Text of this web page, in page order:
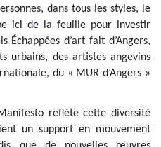
dans tous les styles, le
ici de la feuille pour investir
Échappées d’art fait d’Angers,
urbains, des artistes angevins
du « MUR d’Angers »
reflète cette diversité
un support en mouvement